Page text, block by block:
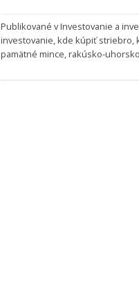
Publikované vInvestovanie a
investovanie kde kúpiť striebro
pamätné mince rakúsko-uhorsko